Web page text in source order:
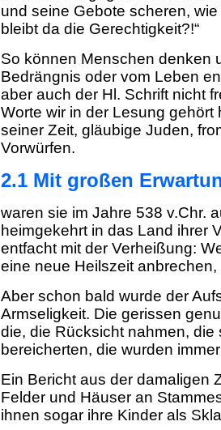
und seine Gebote scheren,
bleibt da die Gerechtigkeit?!“
So können Menschen denken
Bedrängnis oder vom Leben
aber auch der Hl. Schrift nicht
Worte wir in der Lesung
seiner Zeit, gläubige Juden,
Vorwürfen.
2.1 Mit großen
waren sie im Jahre 538 v.Chr.
heimgekehrt in das Land ihrer
entfacht mit der Verheißung:
eine neue Heilszeit
Aber schon bald wurde der
Armseligkeit. Die gerissen
die, die Rücksicht nahmen,
bereicherten, die wurden
Ein Bericht aus der damaligen
Felder und Häuser an
ihnen sogar ihre Kinder als